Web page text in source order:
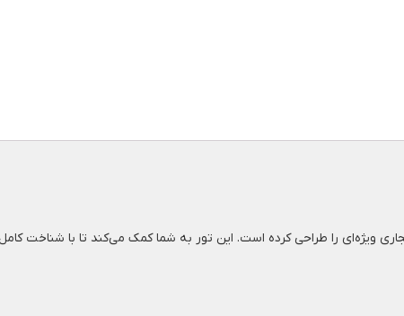
ویژه‌ای را طراحی کرده است. این تور به شما کمک می‌کند تا با شناخت